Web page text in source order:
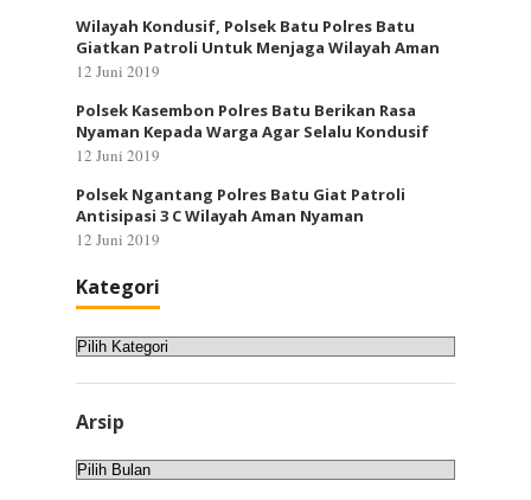
Wilayah Kondusif, Polsek Batu Polres Batu
Giatkan Patroli Untuk Menjaga Wilayah Aman
12 Juni 2019
Polsek Kasembon Polres Batu Berikan Rasa
Nyaman Kepada Warga Agar Selalu Kondusif
12 Juni 2019
Polsek Ngantang Polres Batu Giat Patroli
Antisipasi 3 C Wilayah Aman Nyaman
12 Juni 2019
Kategori
Kategori
Arsip
Arsip